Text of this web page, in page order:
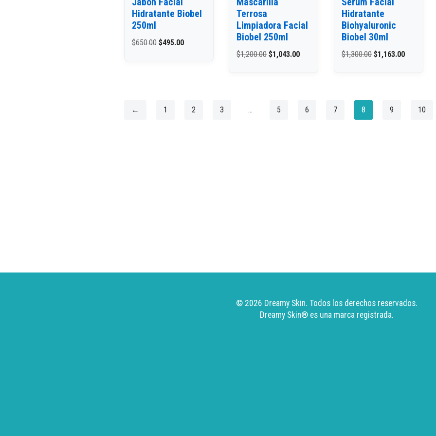
Hidratante Biobel
250ml
$650.00 $495.00
Terrosa
Limpiadora Facial
Biobel 250ml
$1,200.00 $1,043.00
Hidratante
Biohyaluronic
Biobel 30ml
$1,300.00 $1,163.00
← 1 2 3 … 5 6 7 8 9 10
© 2026 Dreamy Skin. Todos los derechos reservados.
Dreamy Skin® es una marca registrada.